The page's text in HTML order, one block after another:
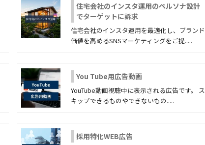
住宅会社のインスタ運用のペルソナ設計
でターゲットに訴求
住宅会社のインスタ運用を最適化し、ブランド
価値を高めるSNSマーケティングをご提.....
You Tube用広告動画
YouTube動画視聴中に表示される広告です。 ス
キップできるものやできないもの.....
採用特化WEB広告